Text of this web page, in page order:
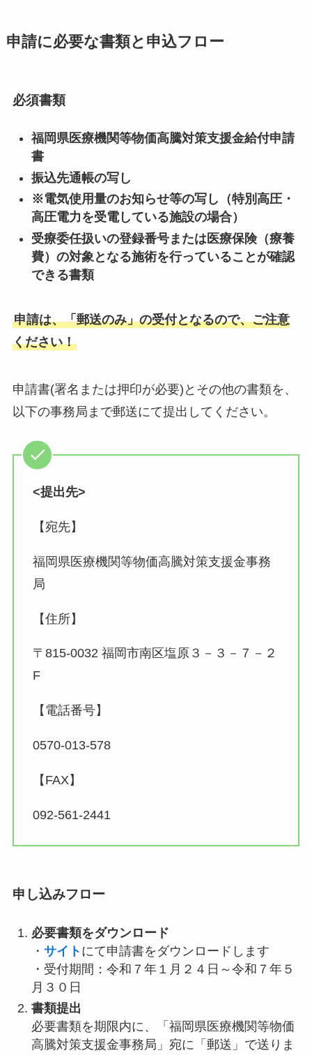
申請に必要な書類と申込フロー
必須書類
福岡県医療機関等物価高騰対策支援金給付申請
書
振込先通帳の写し
※電気使用量のお知らせ等の写し（特別高圧・
高圧電力を受電している施設の場合）
受療委任扱いの登録番号または医療保険（療養
費）の対象となる施術を行っていることが確認
できる書類
申請は、「郵送のみ」の受付となるので、ご注意
ください！
申請書(署名または押印が必要)とその他の書類を、
以下の事務局まで郵送にて提出してください。
<提出先>
【宛先】
福岡県医療機関等物価高騰対策支援金事務
局
【住所】
〒815-0032 福岡市南区塩原３－３－７－２
F
【電話番号】
0570-013-578
【FAX】
092-561-2441
申し込みフロー
必要書類をダウンロード
・ サイト にて申請書をダウンロードします
・受付期間：令和７年１月２４日～令和７年５
月３０日
書類提出
必要書類を期限内に、「福岡県医療機関等物価
高騰対策支援金事務局」宛に「郵送」で送りま